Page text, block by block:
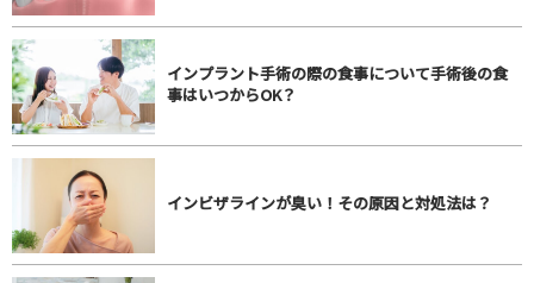
インプラント手術の際の食事について手術後の食
事はいつからOK？
インビザラインが臭い！その原因と対処法は？